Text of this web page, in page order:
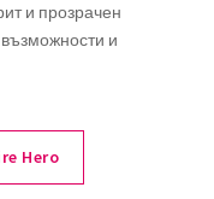
и прозрачен
и
Hero